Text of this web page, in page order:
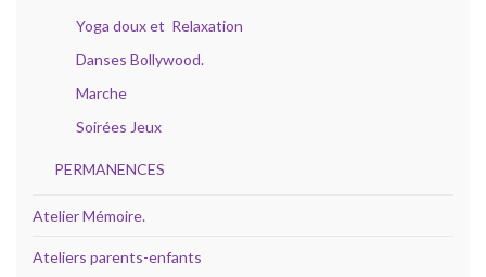
Yoga doux et Relaxation
Danses Bollywood.
Marche
Soirées Jeux
PERMANENCES
Atelier Mémoire.
Ateliers parents-enfants